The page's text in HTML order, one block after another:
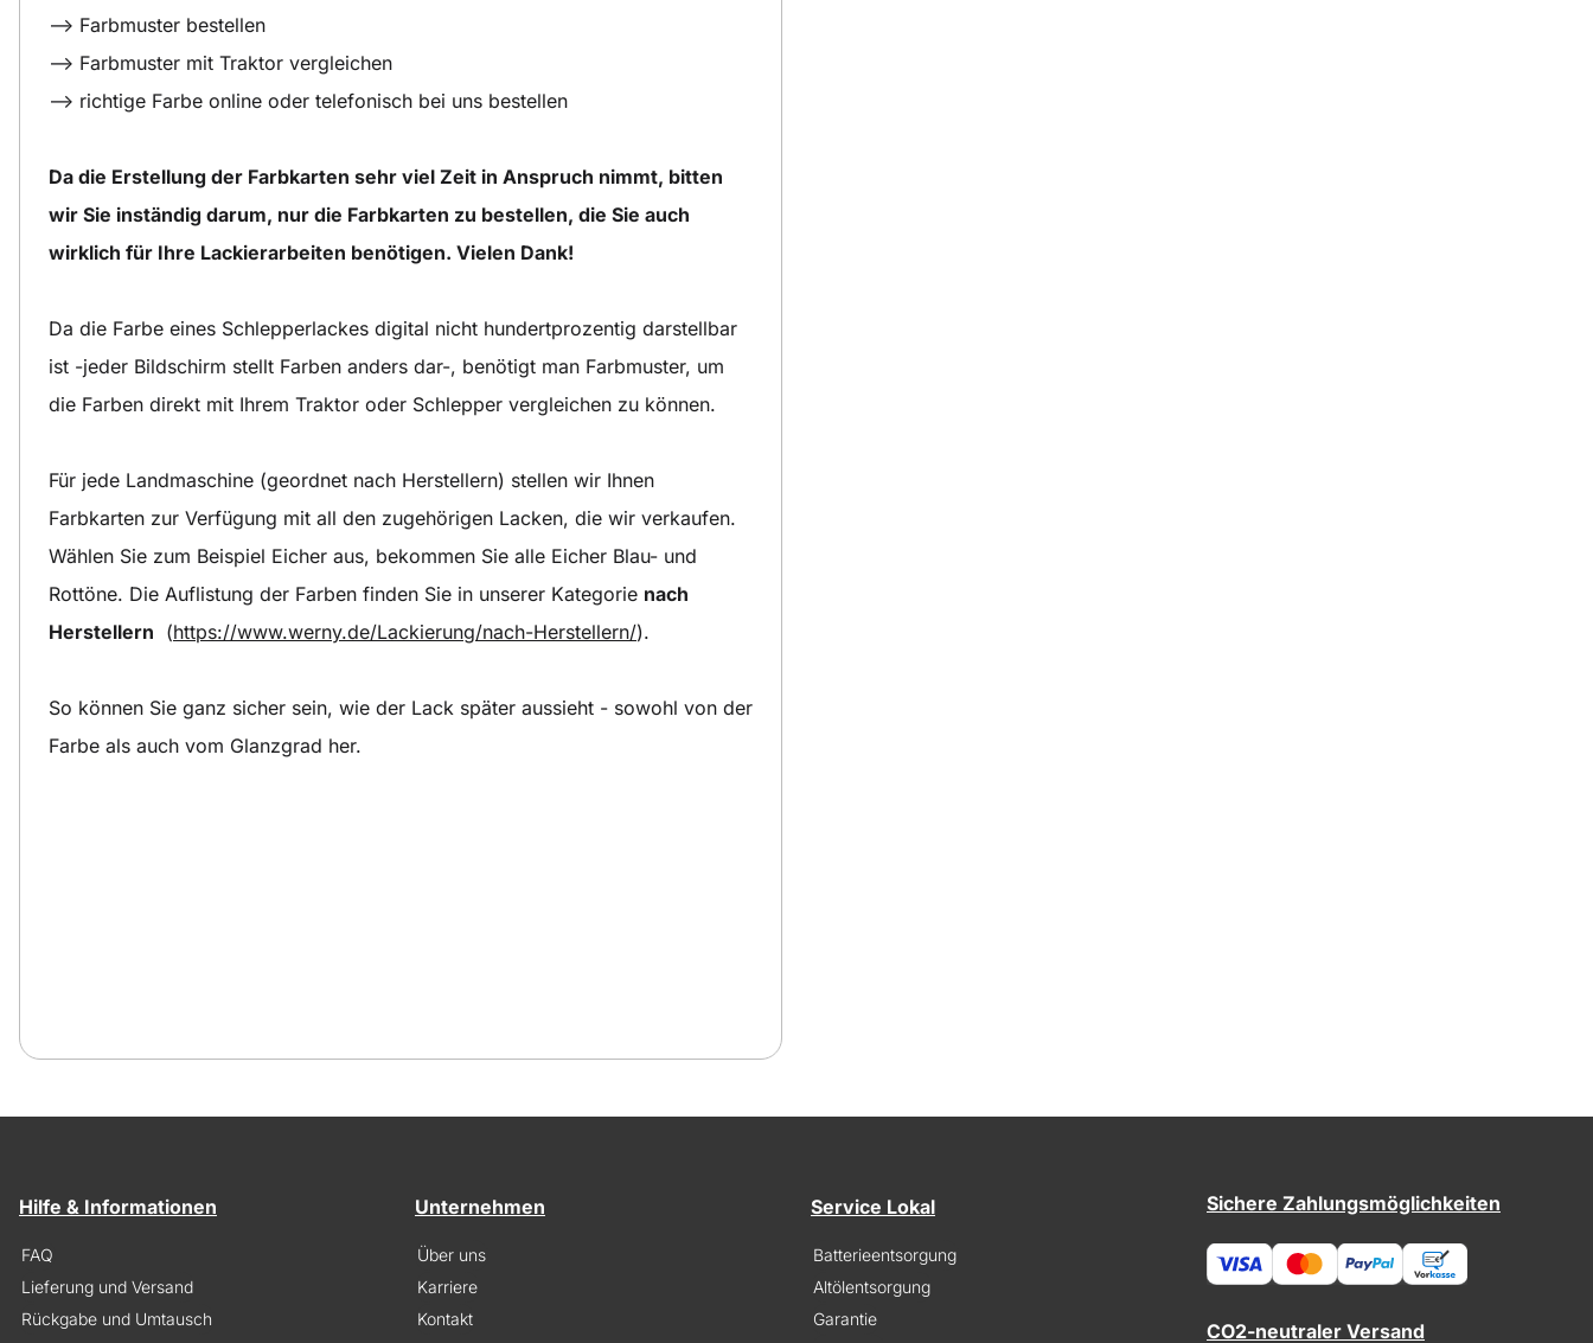
--> Farbmuster bestellen
--> Farbmuster mit Traktor vergleichen
--> richtige Farbe online oder telefonisch bei uns bestellen
Da die Erstellung der Farbkarten sehr viel Zeit in Anspruch nimmt, bitten
wir Sie inständig darum, nur die Farbkarten zu bestellen, die Sie auch
wirklich für Ihre Lackierarbeiten benötigen. Vielen Dank!
Da die Farbe eines Schlepperlackes digital nicht hundertprozentig darstellbar
ist -jeder Bildschirm stellt Farben anders dar-, benötigt man Farbmuster, um
die Farben direkt mit Ihrem Traktor oder Schlepper vergleichen zu können.
Für jede Landmaschine (geordnet nach Herstellern) stellen wir Ihnen
Farbkarten zur Verfügung mit all den zugehörigen Lacken, die wir verkaufen.
Wählen Sie zum Beispiel Eicher aus, bekommen Sie alle Eicher Blau- und
Rottöne. Die Auflistung der Farben finden Sie in unserer Kategorie nach
Herstellern (https://www.werny.de/Lackierung/nach-Herstellern/).
So können Sie ganz sicher sein, wie der Lack später aussieht - sowohl von der
Farbe als auch vom Glanzgrad her.
Hilfe & Informationen
FAQ
Lieferung und Versand
Rückgabe und Umtausch
Unternehmen
Über uns
Karriere
Kontakt
Service Lokal
Batterieentsorgung
Altölentsorgung
Garantie
Sichere Zahlungsmöglichkeiten
CO2-neutraler Versand